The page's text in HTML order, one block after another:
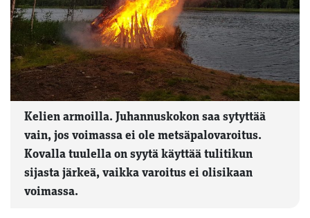
Kelien armoilla. Juhannuskokon saa sytyttää
vain, jos voimassa ei ole metsäpalovaroitus.
Kovalla tuulella on syytä käyttää tulitikun
sijasta järkeä, vaikka varoitus ei olisikaan
voimassa.